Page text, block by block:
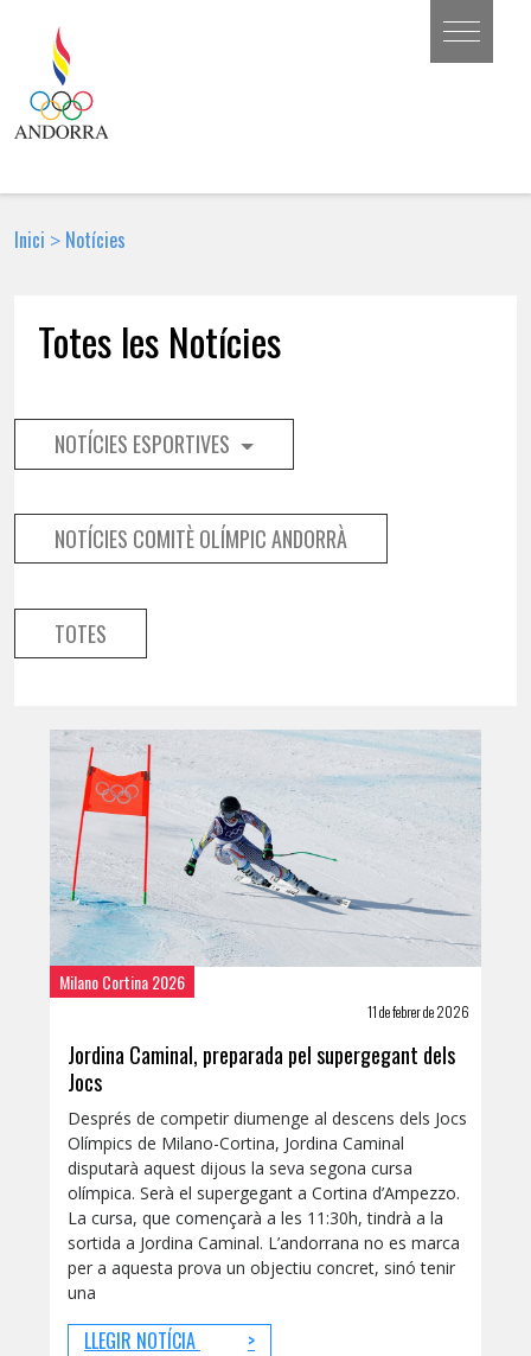
Inici > Notícies
Totes les Notícies
NOTÍCIES ESPORTIVES
NOTÍCIES COMITÈ OLÍMPIC ANDORRÀ
TOTES
Milano Cortina 2026
11 de febrer de 2026
Jordina Caminal, preparada pel supergegant dels
Jocs
Després de competir diumenge al descens dels Jocs
Olímpics de Milano-Cortina, Jordina Caminal
disputarà aquest dijous la seva segona cursa
olímpica. Serà el supergegant a Cortina d’Ampezzo.
La cursa, que començarà a les 11:30h, tindrà a la
sortida a Jordina Caminal. L’andorrana no es marca
per a aquesta prova un objectiu concret, sinó tenir
una
LLEGIR NOTÍCIA >